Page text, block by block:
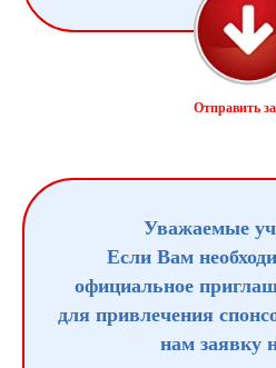
Отправить
Уважаемые
Если Вам
официальное
для привлечения
нам заявку